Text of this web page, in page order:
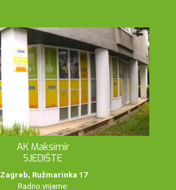
AK Maksimir
SJEDIŠTE
Zagreb, Ružmarinka 17
Radno vrijeme: